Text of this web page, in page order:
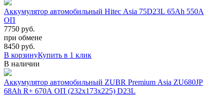
Аккумулятор автомобильный Hitec Asia 75D23L 65Ah 550A
ОП
7750 руб.
при обмене
8450 руб.
В корзинуКупить в 1 клик
В наличии
Аккумулятор автомобильный ZUBR Premium Asia ZU680JP
68Ah R+ 670A ОП (232x173x225) D23L